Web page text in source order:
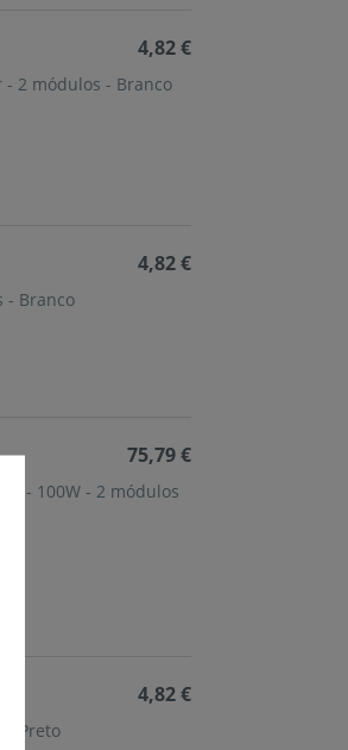
2 módulos - Branco
4,82 €
- Branco
4,82 €
- 100W - 2 módulos
75,79 €
- Preto
4,82 €